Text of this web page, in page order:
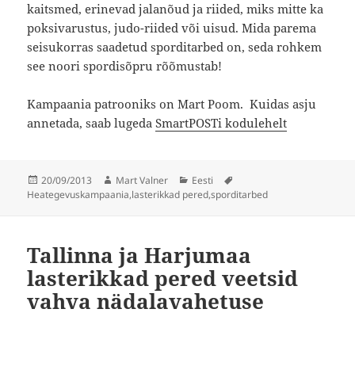
kaitsmed, erinevad jalanõud ja riided, miks mitte ka
poksivarustus, judo-riided või uisud. Mida parema
seisukorras saadetud sporditarbed on, seda rohkem
see noori spordisõpru rõõmustab!
Kampaania patrooniks on Mart Poom. Kuidas asju
annetada, saab lugedaSmartPOSTi kodulehelt
Postitatud
20/09/2013 Autor
Mart Valner Rubriigid
Eesti
Heategevuskampaania,lasterikkad pered,sporditarbed
Tallinna ja Harjumaa
lasterikkad pered veetsid
vahva nädalavahetuse